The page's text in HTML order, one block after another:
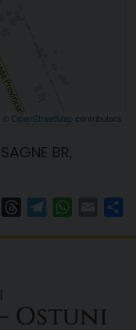
OpenStreetMap contributors
BR,
ThreadsTelegram Email